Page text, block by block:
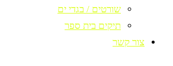
שורטים / בגדי ים
תיקים בית ספר
צור קשר